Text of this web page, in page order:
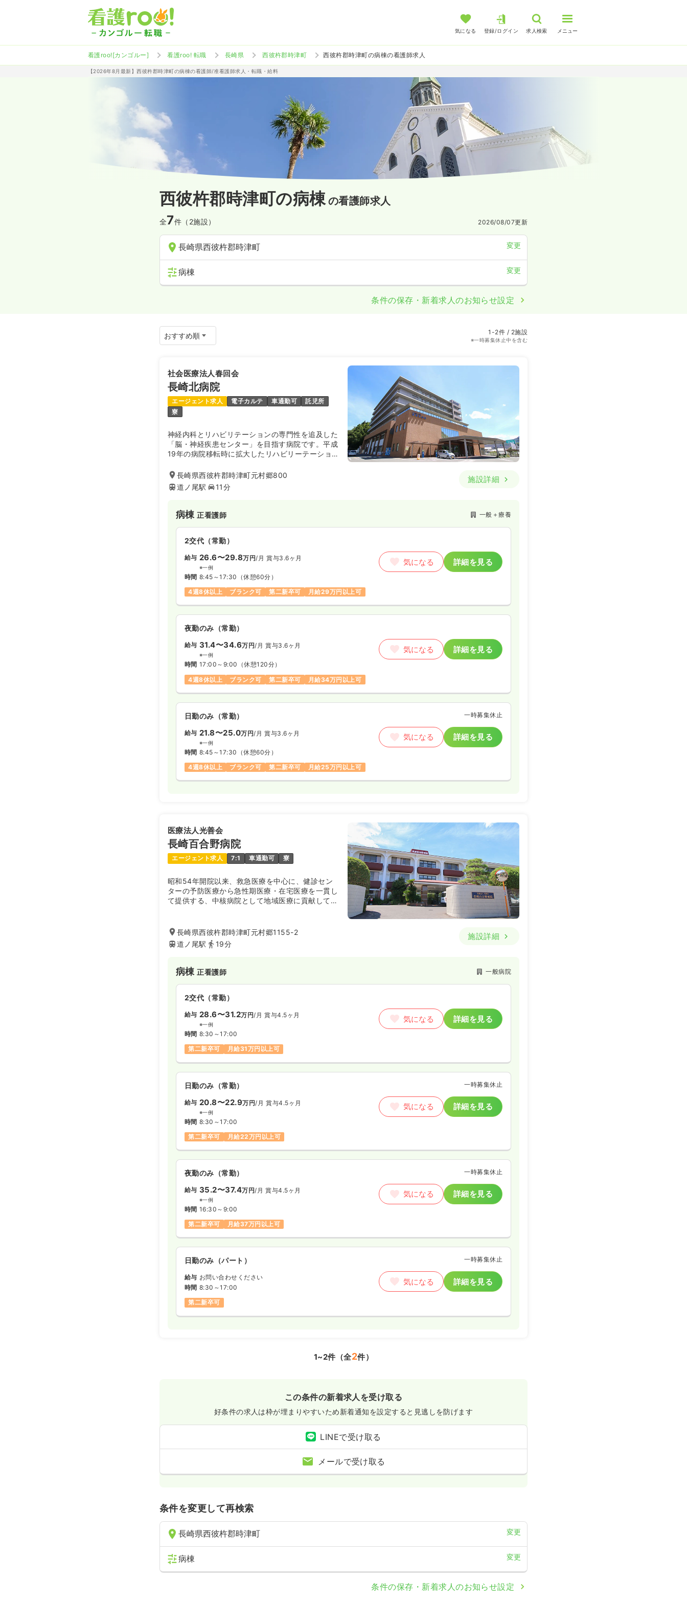
気になる 登録/ログイン 求人検索 メニュー
看護roo![カンゴルー] 看護roo! 転職 長崎県 西彼杵郡時津町 西彼杵郡時津町の病棟の看護師求人
【2026年8月最新】西彼杵郡時津町の病棟の看護師/准看護師求人・転職・給料
西彼杵郡時津町の病棟の看護師求人
全7件（2施設） 2026/08/07更新
長崎県西彼杵郡時津町 変更
病棟 変更
条件の保存・新着求人のお知らせ設定
1-2件 / 2施設
※一時募集休止中を含む
社会医療法人春回会
長崎北病院
エージェント求人 電子カルテ 車通勤可
託児所
寮
神経内科とリハビリテーションの専門性を追及した
「脳・神経疾患センター」を目指す病院です。平成
19年の病院移転時に拡大したリハビリーテーション
来ます！
長崎県西彼杵郡時津町元村郷800
道ノ尾駅
11分
施設詳細
病棟正看護師 一般＋療養
2交代（常勤）
給与 26.6〜29.8万円/月 賞与3.6ヶ月
※一例
時間 8:45～17:30 （休憩60分）
4週8休以上
ブランク可 第二新卒可 月給29万円以上可
気になる 詳細を見る
夜勤のみ（常勤）
給与 31.4〜34.6万円/月 賞与3.6ヶ月
※一例
時間 17:00～9:00 （休憩120分）
4週8休以上
ブランク可 第二新卒可 月給34万円以上可
気になる 詳細を見る
日勤のみ（常勤） 一時募集休止
給与 21.8〜25.0万円/月 賞与3.6ヶ月
※一例
時間 8:45～17:30 （休憩60分）
4週8休以上
ブランク可 第二新卒可 月給25万円以上可
気になる 詳細を見る
医療法人光善会
長崎百合野病院
エージェント求人 7:1 車通勤可 寮
昭和54年開院以来、救急医療を中心に、健診セン
ターの予防医療から急性期医療・在宅医療を一貫し
て提供する、中核病院として地域医療に貢献してい
長崎県西彼杵郡時津町元村郷1155-2
道ノ尾駅
19分
施設詳細
病棟正看護師 一般病院
2交代（常勤）
給与 28.6〜31.2万円/月 賞与4.5ヶ月
※一例
時間 8:30～17:00
第二新卒可
月給31万円以上可
気になる 詳細を見る
日勤のみ（常勤） 一時募集休止
給与 20.8〜22.9万円/月 賞与4.5ヶ月
※一例
時間 8:30～17:00
第二新卒可
月給22万円以上可
気になる 詳細を見る
夜勤のみ（常勤） 一時募集休止
給与 35.2〜37.4万円/月 賞与4.5ヶ月
※一例
時間 16:30～9:00
第二新卒可
月給37万円以上可
気になる 詳細を見る
日勤のみ（パート） 一時募集休止
給与 お問い合わせください
時間 8:30～17:00
第二新卒可
気になる 詳細を見る
1~2件（全2件）
この条件の新着求人を受け取る
好条件の求人は枠が埋まりやすいため新着通知を設定すると見逃しを防げます
LINEで受け取る
メールで受け取る
条件を変更して再検索
長崎県西彼杵郡時津町 変更
病棟 変更
条件の保存・新着求人のお知らせ設定